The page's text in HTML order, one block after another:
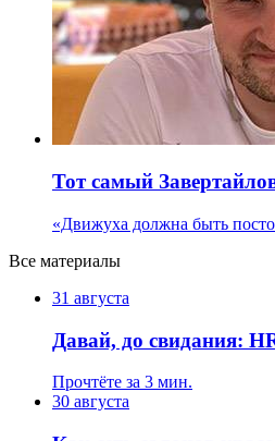
Тот самый
«Движуха должна быть
Все материалы
31 августа
Давай, до свидания:
Прочтёте за 3 мин.
30 августа